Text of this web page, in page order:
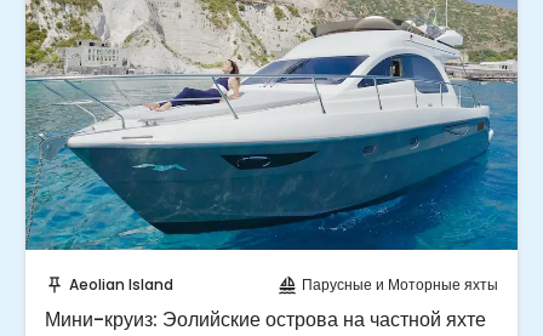
push_pin Aeolian Island sailing Парусные и Моторные яхты
Мини-круиз: Эолийские острова на частной яхте